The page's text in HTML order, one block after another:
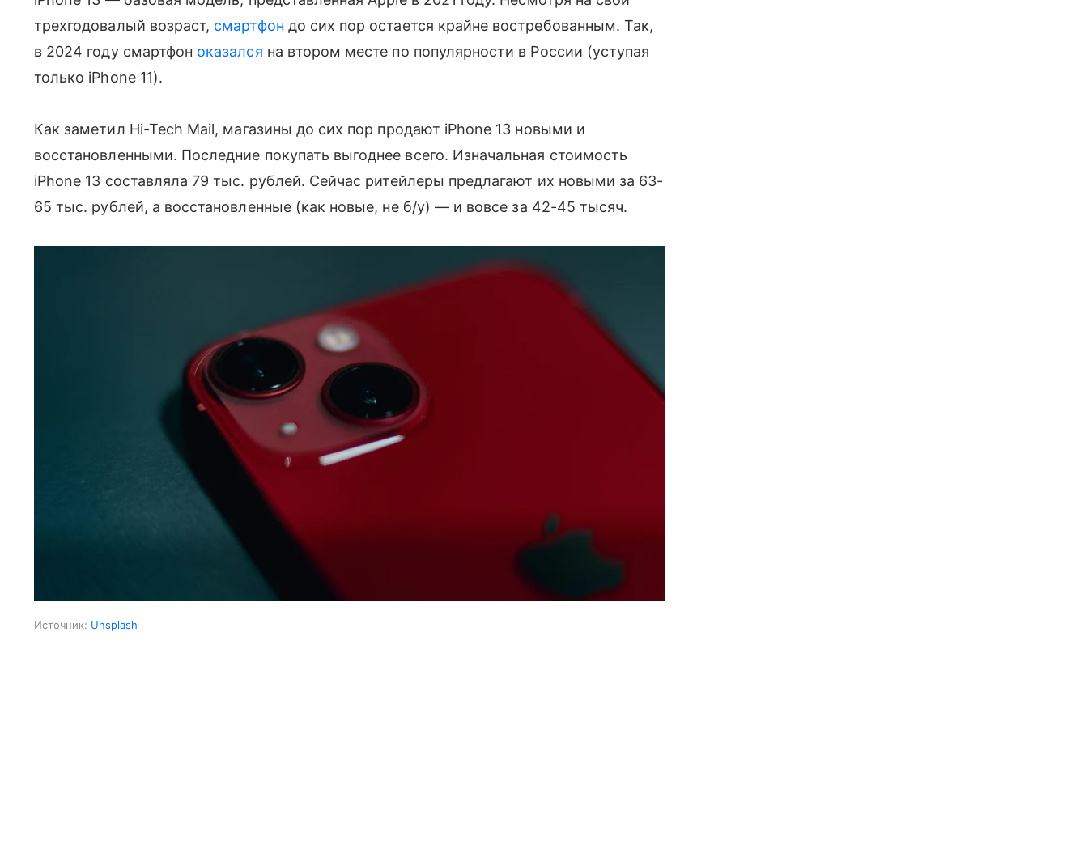
трехгодовалый возраст, смартфон до сих пор остается крайне востребованным. Так,
в 2024 году смартфон оказался на втором месте по популярности в России (уступая
только iPhone 11).
Как заметил Hi-Tech Mail, магазины до сих пор продают iPhone 13 новыми и
восстановленными. Последние покупать выгоднее всего. Изначальная стоимость
iPhone 13 составляла 79 тыс. рублей. Сейчас ритейлеры предлагают их новыми за 63-
65 тыс. рублей, а восстановленные (как новые, не б/у) — и вовсе за 42-45 тысяч.
Источник: Unsplash